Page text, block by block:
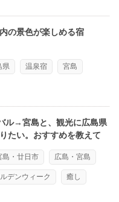
の景色が楽しめる宿
県 温泉宿 宮島
ル→宮島と、観光に広島県
たい。おすすめを教えて
島・廿日市 広島・宮島
デンウィーク 癒し